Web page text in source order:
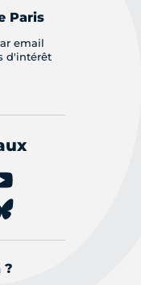
Paris
email
d'intérêt
?